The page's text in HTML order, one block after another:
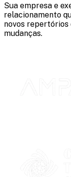
Sua empresa e
relacionamento
novos repertórios
mudanças.